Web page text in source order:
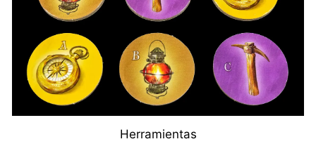
Herramientas